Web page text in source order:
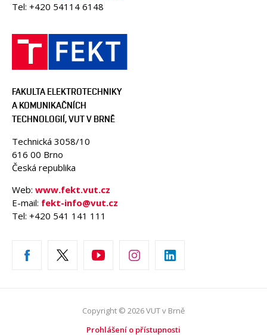
Tel: +420 54114 6148
FAKULTA ELEKTROTECHNIKY
A KOMUNIKAČNÍCH
TECHNOLOGIÍ, VUT V BRNĚ
Technická 3058/10
616 00 Brno
Česká republika
Web: www.fekt.vut.cz
E-mail: fekt-info@vut.cz
Tel: +420 541 141 111
Copyright © 2026 VUT v Brně
Prohlášení o přístupnosti